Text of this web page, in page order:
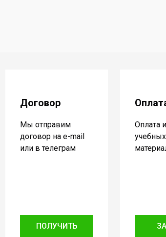
Договор
Мы отправим
договор на e-mail
или в телеграм
ПОЛУЧИТЬ
Оплата
учебных